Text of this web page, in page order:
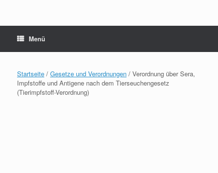
Menü
Startseite / Gesetze und Verordnungen / Verordnung über Sera,
Impfstoffe und Antigene nach dem Tierseuchengesetz
(Tierimpfstoff-Verordnung)